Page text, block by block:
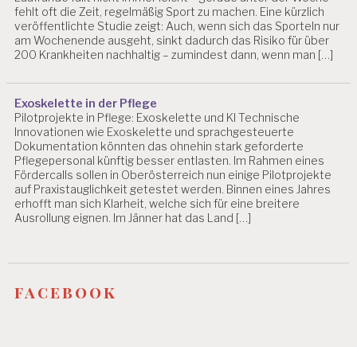
E
I
L
U
G
E
S
U
N
D
E
A
T
fehlt oft die Zeit, regelmäßig Sport zu machen. Eine kürzlich
veröffentlichte Studie zeigt: Auch, wenn sich das Sporteln nur
am Wochenende ausgeht, sinkt dadurch das Risiko für über
200 Krankheiten nachhaltig – zumindest dann, wenn man […]
Exoskelette in der Pflege
Pilotprojekte in Pflege: Exoskelette und KI Technische
Innovationen wie Exoskelette und sprachgesteuerte
Dokumentation könnten das ohnehin stark geforderte
Pflegepersonal künftig besser entlasten. Im Rahmen eines
Fördercalls sollen in Oberösterreich nun einige Pilotprojekte
auf Praxistauglichkeit getestet werden. Binnen eines Jahres
erhofft man sich Klarheit, welche sich für eine breitere
Ausrollung eignen. Im Jänner hat das Land […]
facebook